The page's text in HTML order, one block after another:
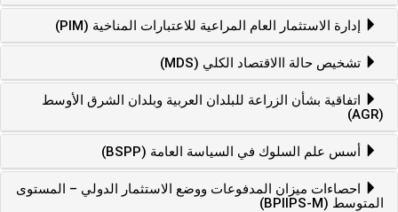
إدارة الاستثمار العام المراعية للاعتبارات المناخية (PIM)
تشخيص حالة االاقتصاد الكلي (MDS)
اتفاقية بشأن الزراعة للبلدان العربية وبلدان الشرق الأوسط
(AGR)
أسس علم السلوك في السياسة العامة (BSPP)
احصاءات ميزان المدفوعات ووضع الاستثمار الدولي – المستوى
المتوسط (BPIIPS-M)